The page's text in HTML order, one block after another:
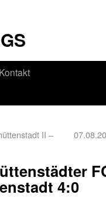
Kontakt
II –
4:0